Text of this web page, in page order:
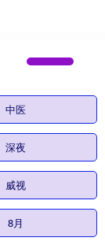
中医
深夜
威视
8月